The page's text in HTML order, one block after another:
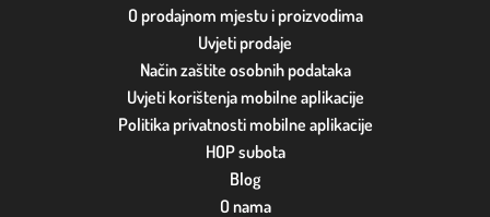
O prodajnom mjestu i proizvodima
Uvjeti prodaje
Način zaštite osobnih podataka
Uvjeti korištenja mobilne aplikacije
Politika privatnosti mobilne aplikacije
HOP subota
Blog
O nama